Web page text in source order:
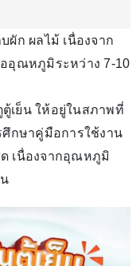
ผัก ผลไม้ เนื่องจาก
อุณหภูมิระหว่าง 7-10
เย็น ให้อยู่ในสภาพที่
ศึกษาคู่มือการใช้งาน
เนื่องจากอุณหภูมิ